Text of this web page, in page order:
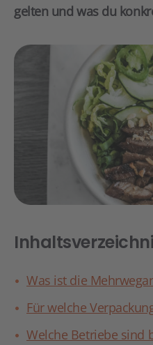
gelten und was du
Was ist die
Für welche
Welche Betriebe sind